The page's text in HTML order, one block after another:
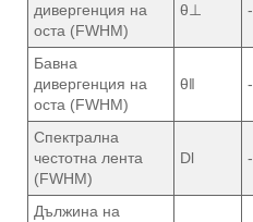
дивергенция на
оста (FWHM)
θ⊥ -
Бавна
дивергенция на
оста (FWHM)
θ‖ -
Спектрална
честотна лента
(FWHM)
Dl -
Дължина на